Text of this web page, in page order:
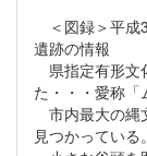
＜図録＞平
遺跡の情報
県指定有形文
た・・・愛称「
市内最大の縄
見つかっている。